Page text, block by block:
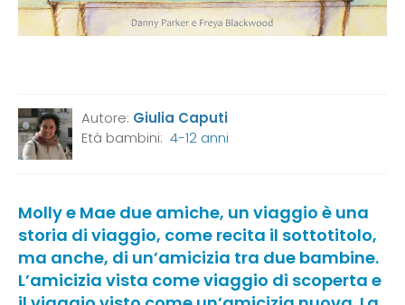
Autore: Giulia Caputi
Età bambini: 4-12 anni
Molly e Mae due amiche, un viaggio è una
storia di viaggio, come recita il sottotitolo,
ma anche, di un’amicizia tra due bambine.
L’amicizia vista come viaggio di scoperta e